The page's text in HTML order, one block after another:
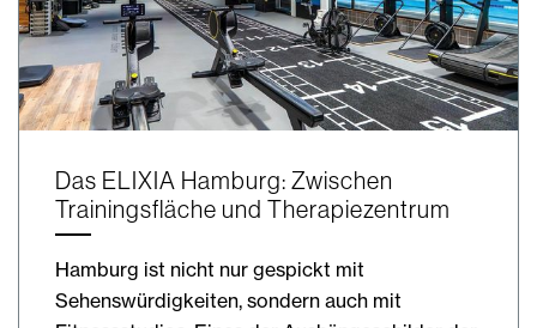
Das ELIXIA Hamburg: Zwischen
Trainingsfläche und Therapiezentrum
Hamburg ist nicht nur gespickt mit
Sehenswürdigkeiten, sondern auch mit